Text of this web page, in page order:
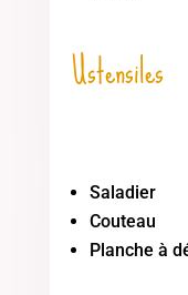
Ustensiles
Saladier
Couteau
Planche à